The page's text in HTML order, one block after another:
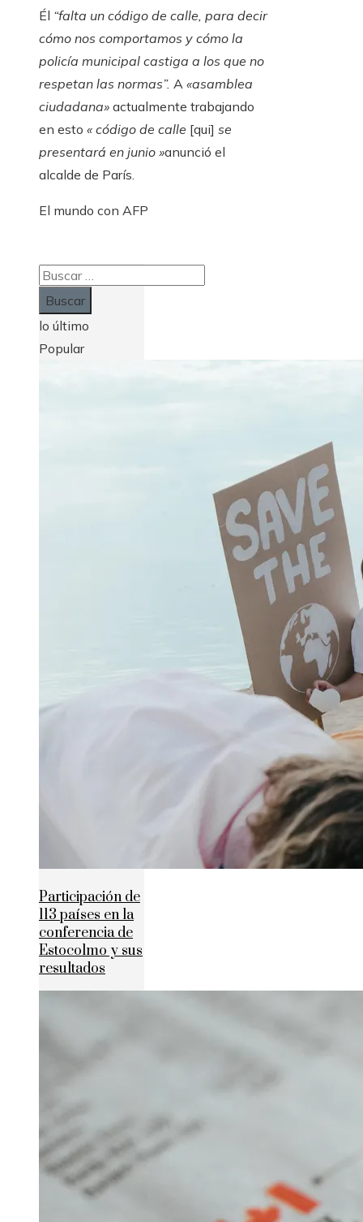
Él “falta un código de calle, para decir
cómo nos comportamos y cómo la
policía municipal castiga a los que no
respetan las normas”. A «asamblea
ciudadana» actualmente trabajando
en esto « código de calle [qui] se
presentará en junio »anunció el
alcalde de París.
El mundo con AFP
Buscar:
lo último
Popular
Participación de
113 países en la
conferencia de
Estocolmo y sus
resultados